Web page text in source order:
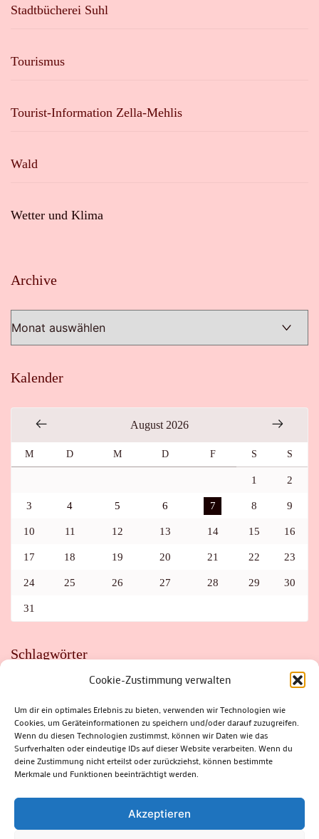
Cookie-Zustimmung verwalten
Um dir ein optimales Erlebnis zu bieten, verwenden wir Technologien wie
Cookies, um Geräteinformationen zu speichern und/oder darauf zuzugreifen.
Wenn du diesen Technologien zustimmst, können wir Daten wie das
Surfverhalten oder eindeutige IDs auf dieser Website verarbeiten. Wenn du
deine Zustimmung nicht erteilst oder zurückziehst, können bestimmte
Merkmale und Funktionen beeinträchtigt werden.
Akzeptieren
Stadtbücherei Suhl
Tourismus
Tourist-Information Zella-Mehlis
Wald
Wetter und Klima
Archive
Kalender
August 2026
M D M D F S S
1 2
3 4 5 6 7 8 9
10 11 12 13 14 15 16
17 18 19 20 21 22 23
24 25 26 27 28 29 30
31
Schlagwörter
FAHRRAD
FLOHMARKT FOLK GEWINNSPIEL
HITZE
HITZEFALLE AUTO
IRISH DANCE JAZZ
KABARETT
KINDER
KIRMES KLASSIK
KLEINE SUHLER REIHE
KRIMI
KULTUR LESUNG LOTTO
MEININGEN
PARASITEN
PILZE SCHLEUSINGEN
SCHULWEG
SOMMERFERIEN
SPORT SRH
STADTFEST
STADTMARKETING
STRASSENSPERRUNG
SUHL
SUHLER FRÜHLING
SUHLER STADTMARKETING
THÜRINGER WALD
ZELLA-MEHLIS